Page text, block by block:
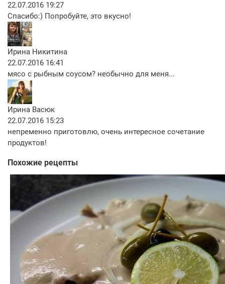
22.07.2016 19:27
Спасибо:) Попробуйте, это вкусно!
Ирина Никитина
22.07.2016 16:41
мясо с рыбным соусом? необычно для меня...
Ирина Васюк
22.07.2016 15:23
непременно приготовлю, очень интересное сочетание
продуктов!
Похожие рецепты